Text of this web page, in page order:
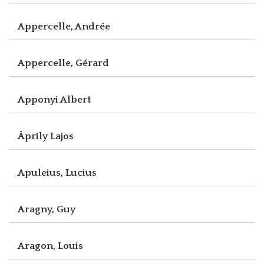
Appercelle, Andrée
Appercelle, Gérard
Apponyi Albert
Áprily Lajos
Apuleius, Lucius
Aragny, Guy
Aragon, Louis